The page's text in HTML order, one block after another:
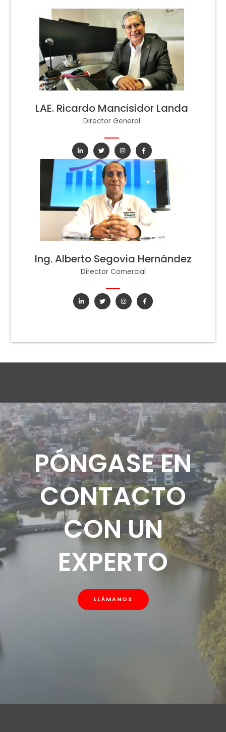
LAE. Ricardo Mancisidor Landa
Director General
Ing. Alberto Segovia Hernández
Director Comercial
PÓNGASE EN
CONTACTO
CON UN
EXPERTO
LLÁMANOS